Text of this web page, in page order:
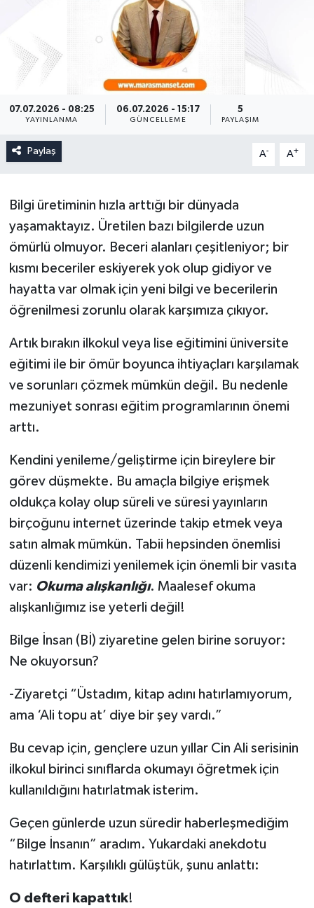
07.07.2026 - 08:25
YAYINLANMA
06.07.2026 - 15:17
GÜNCELLEME
5
PAYLAŞIM
Paylaş A- A+
Bilgi üretiminin hızla arttığı bir dünyada
yaşamaktayız. Üretilen bazı bilgilerde uzun
ömürlü olmuyor. Beceri alanları çeşitleniyor; bir
kısmı beceriler eskiyerek yok olup gidiyor ve
hayatta var olmak için yeni bilgi ve becerilerin
öğrenilmesi zorunlu olarak karşımıza çıkıyor.
Artık bırakın ilkokul veya lise eğitimini üniversite
eğitimi ile bir ömür boyunca ihtiyaçları karşılamak
ve sorunları çözmek mümkün değil. Bu nedenle
mezuniyet sonrası eğitim programlarının önemi
arttı.
Kendini yenileme/geliştirme için bireylere bir
görev düşmekte. Bu amaçla bilgiye erişmek
oldukça kolay olup süreli ve süresi yayınların
birçoğunu internet üzerinde takip etmek veya
satın almak mümkün. Tabii hepsinden önemlisi
düzenli kendimizi yenilemek için önemli bir vasıta
var: Okuma alışkanlığı. Maalesef okuma
alışkanlığımız ise yeterli değil!
Bilge İnsan (Bİ) ziyaretine gelen birine soruyor:
Ne okuyorsun?
-Ziyaretçi “Üstadım, kitap adını hatırlamıyorum,
ama ‘Ali topu at’ diye bir şey vardı.”
Bu cevap için, gençlere uzun yıllar Cin Ali serisinin
ilkokul birinci sınıflarda okumayı öğretmek için
kullanıldığını hatırlatmak isterim.
Geçen günlerde uzun süredir haberleşmediğim
“Bilge İnsanın” aradım. Yukardaki anekdotu
hatırlattım. Karşılıklı gülüştük, şunu anlattı:
O defteri kapattık!